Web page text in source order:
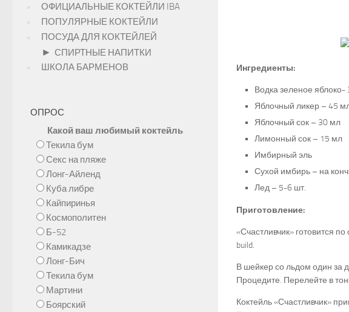
Ингредиенты:
Водка зеленое яблоко-
Яблочный ликер – 45
Яблочный сок – 30 мл
Лимонный сок – 15 мл
Имбирный эль
Сухой имбирь – на
Лед – 5-6 шт.
Приготовление:
«Счастливчик» готовится
build.
В шейкер со льдом один за
Процедите. Перелейте в
Коктейль «Счастливчик»
ОФИЦИАЛЬНЫЕ КОКТЕЙЛИ IBA
ПОПУЛЯРНЫЕ КОКТЕЙЛИ
ПОСУДА ДЛЯ КОКТЕЙЛЕЙ
► СПИРТНЫЕ НАПИТКИ
ШКОЛА БАРМЕНОВ
ОПРОС
Какой ваш любимый коктейль
Текила бум
Секс на пляже
Лонг-Айленд
Куба либре
Кайпиринья
Космополитен
Б-52
Камикадзе
Лонг-Бич
Текила бум
Мартини
Боярский